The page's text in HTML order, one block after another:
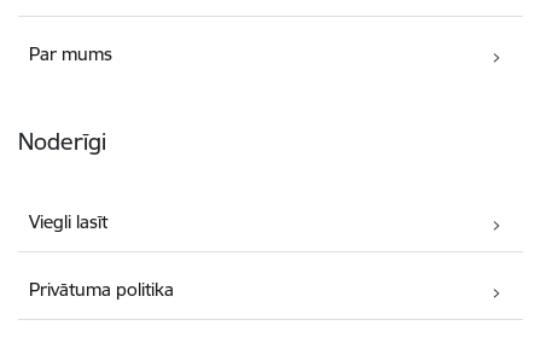
Par mums
Noderīgi
Viegli lasīt
Privātuma politika